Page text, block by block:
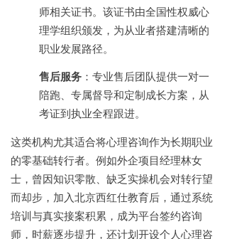
师相关证书。该证书由全国性权威心
理学组织颁发，为从业者搭建清晰的
职业发展路径。
售后服务 ：专业售后团队提供一对一
陪跑、专属督导和定制成长方案，从
考证到执业全程跟进。
这类机构尤其适合将心理咨询作为长期职业
的零基础转行者。例如外企项目经理林女
士，曾因知识零散、缺乏实操机会对转行望
而却步，加入北京西红仕教育后，通过系统
培训与真实接案积累，成为平台签约咨询
师，时薪逐步提升，还计划开设个人心理咨